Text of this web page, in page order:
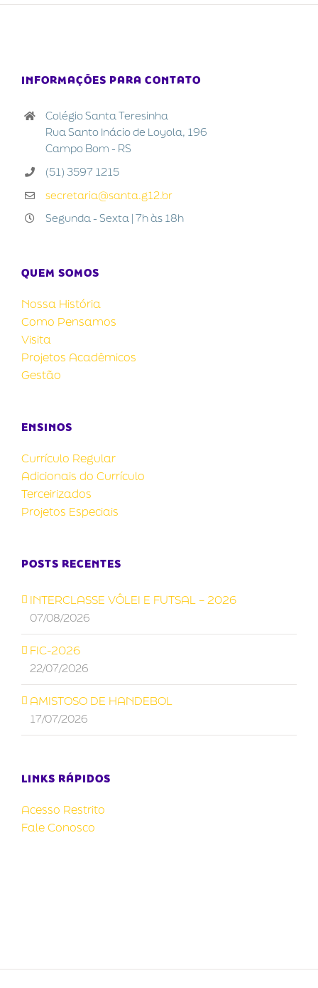
INFORMAÇÕES PARA CONTATO
Colégio Santa Teresinha
Rua Santo Inácio de Loyola, 196
Campo Bom - RS
(51) 3597 1215
secretaria@santa.g12.br
Segunda - Sexta | 7h às 18h
QUEM SOMOS
Nossa História
Como Pensamos
Visita
Projetos Acadêmicos
Gestão
ENSINOS
Currículo Regular
Adicionais do Currículo
Terceirizados
Projetos Especiais
POSTS RECENTES
INTERCLASSE VÔLEI E FUTSAL – 2026
07/08/2026
FIC-2026
22/07/2026
AMISTOSO DE HANDEBOL
17/07/2026
LINKS RÁPIDOS
Acesso Restrito
Fale Conosco